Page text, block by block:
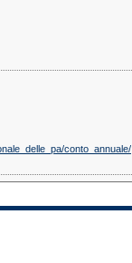
conto_annuale/